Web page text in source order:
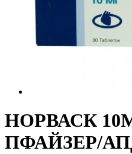
НОРВАСК
ПФАЙЗЕР/